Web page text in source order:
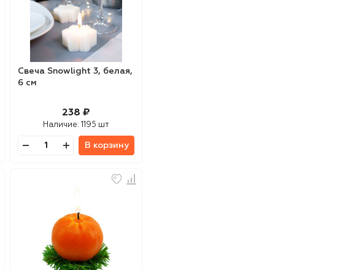
Свеча Snowlight 3, белая,
6 см
238 ₽
Наличие: 1195 шт
В корзину